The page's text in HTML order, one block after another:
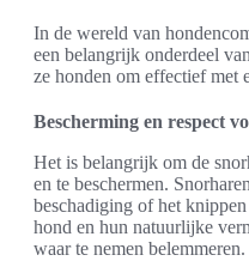
In de wereld van
een belangrijk onderdeel
ze honden om effectief met
Bescherming en respect
Het is belangrijk om de
en te beschermen.
beschadiging of het
hond en hun natuurlijke
waar te nemen belemmeren.